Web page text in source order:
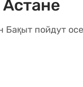
Бақыт пойдут